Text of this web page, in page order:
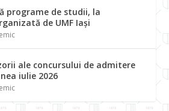
programe de studii, la
de UMF Iași
ale concursului de admitere
iulie 2026